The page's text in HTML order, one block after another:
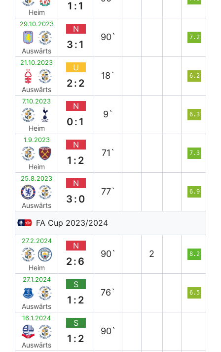
Heim
1:1
29.10.2023
Auswärts
N
3:1
90` 7.2
21.10.2023
Auswärts
U
2:2
18` 6.2
7.10.2023
Heim
N
0:1
9` 6.3
1.9.2023
Heim
N
1:2
71` 7.3
25.8.2023
Auswärts
N
3:0
77` 6.9
FA Cup 2023/2024
27.2.2024
Heim
N
2:6
90` 2 8.2
27.1.2024
Auswärts
S
1:2
76` 6.5
16.1.2024
Auswärts
S
1:2
90`